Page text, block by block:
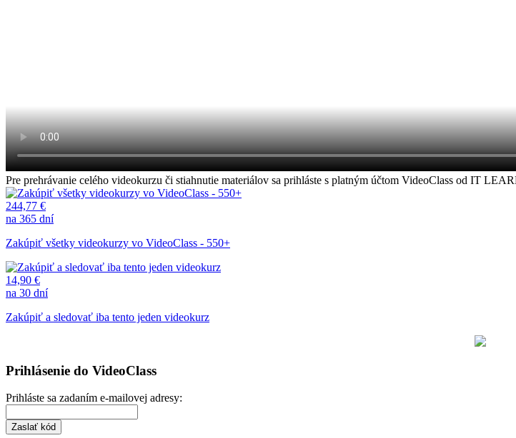
Pre prehrávanie celého videokurzu či stiahnutie materiálov sa prihláste s platným účtom VideoClass od IT
244,77 €
na 365 dní
Zakúpiť všetky videokurzy vo VideoClass - 550+
14,90 €
na 30 dní
Zakúpiť a sledovať iba tento jeden videokurz
Prihlásenie do VideoClass
Prihláste sa zadaním e-mailovej adresy:
Zaslať kód